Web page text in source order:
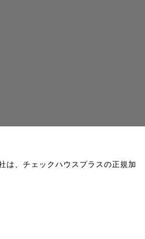
は、チェックハウスプラスの正規加